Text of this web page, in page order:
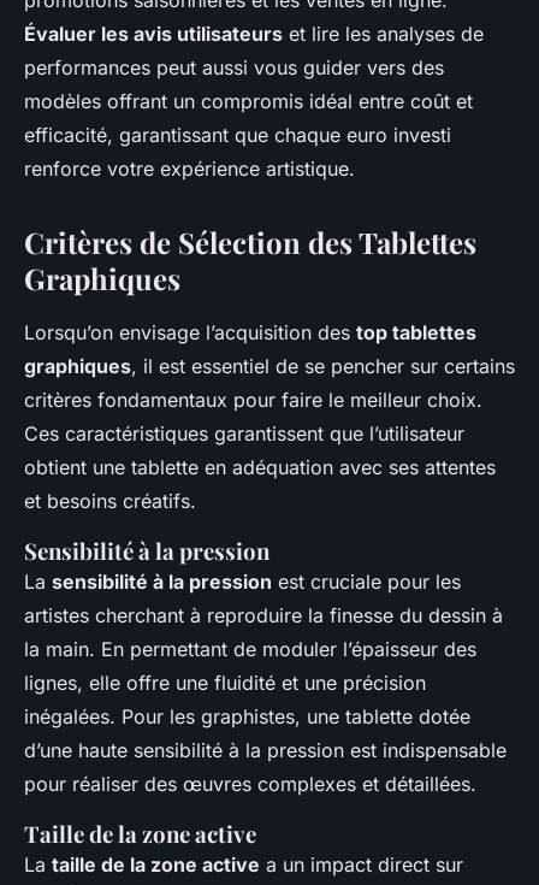
Évaluer les avis utilisateurs et lire les analyses de
performances peut aussi vous guider vers des
modèles offrant un compromis idéal entre coût et
efficacité, garantissant que chaque euro investi
renforce votre expérience artistique.
Critères de Sélection des Tablettes
Graphiques
Lorsqu’on envisage l’acquisition des top tablettes
graphiques, il est essentiel de se pencher sur certains
critères fondamentaux pour faire le meilleur choix.
Ces caractéristiques garantissent que l’utilisateur
obtient une tablette en adéquation avec ses attentes
et besoins créatifs.
Sensibilité à la pression
La sensibilité à la pression est cruciale pour les
artistes cherchant à reproduire la finesse du dessin à
la main. En permettant de moduler l’épaisseur des
lignes, elle offre une fluidité et une précision
inégalées. Pour les graphistes, une tablette dotée
d’une haute sensibilité à la pression est indispensable
pour réaliser des œuvres complexes et détaillées.
Taille de la zone active
La taille de la zone active a un impact direct sur